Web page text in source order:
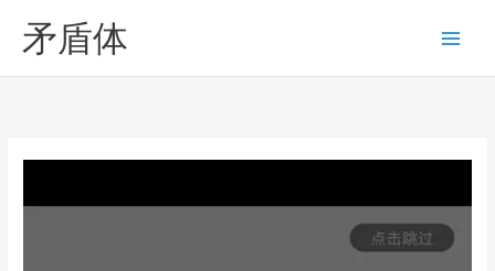
content
矛盾体